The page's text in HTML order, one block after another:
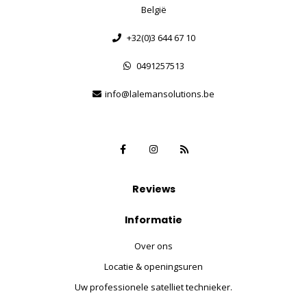
België
+32(0)3 644 67 10
0491257513
info@lalemansolutions.be
Reviews
Informatie
Over ons
Locatie & openingsuren
Uw professionele satelliet technieker.